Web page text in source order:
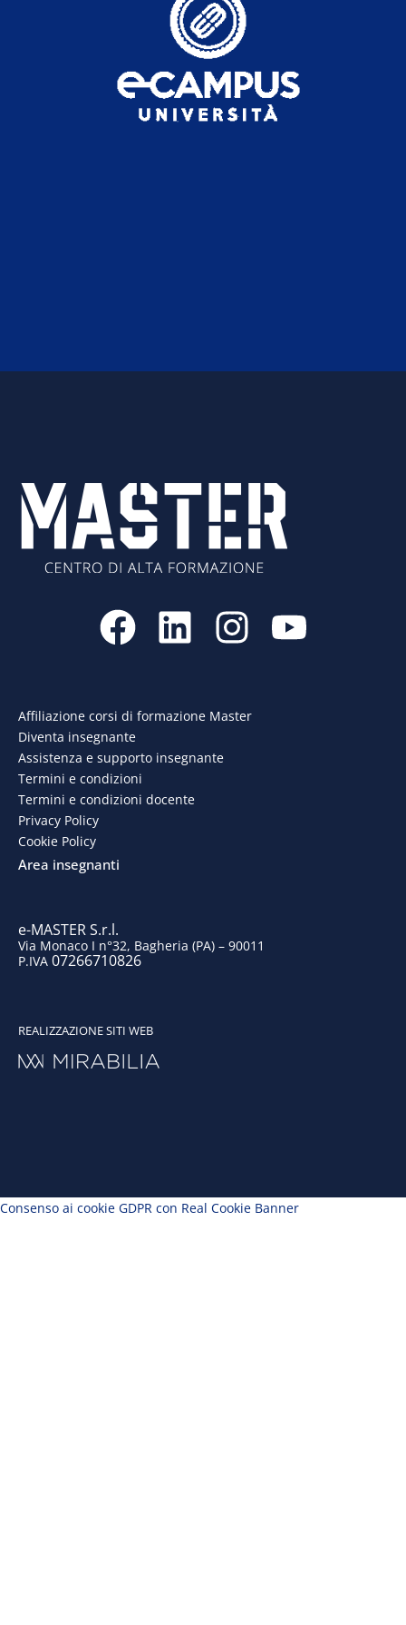
F
a
e
b
o
k
L
i
k
e
d
I
n
t
Y
o
Affiliazione corsi di formazione Master
Diventa insegnante
Assistenza e supporto insegnante
Termini e condizioni
Termini e condizioni docente
Privacy Policy
Cookie Policy
Area insegnanti
e-MASTER S.r.l.
Via Monaco I n°32, Bagheria (PA) – 90011
P.IVA 07266710826
REALIZZAZIONE SITI WEB
Consenso ai cookie GDPR con Real Cookie Banner